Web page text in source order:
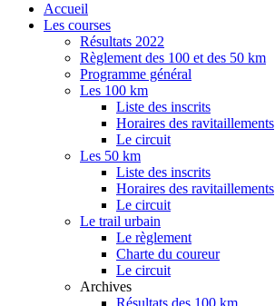
Accueil
Les courses
Résultats 2022
Règlement des 100 et des 50 km
Programme général
Les 100 km
Liste des inscrits
Horaires des ravitaillements
Le circuit
Les 50 km
Liste des inscrits
Horaires des ravitaillements
Le circuit
Le trail urbain
Le règlement
Charte du coureur
Le circuit
Archives
Résultats des 100 km